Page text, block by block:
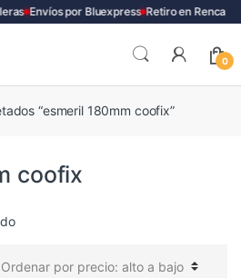
Envíos por Bluexpress Retiro en Renca
0
“esmeril 180mm coofix”
coofix